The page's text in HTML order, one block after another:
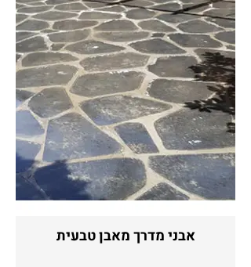
אבני מדרך מאבן טבעית